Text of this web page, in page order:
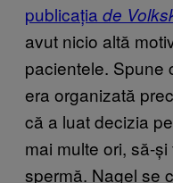
publicația de
avut nicio altă
pacientele. Spune
era organizată
că a luat decizia
mai multe ori, să-
spermă. Nagel se